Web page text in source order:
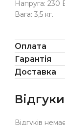
Напруга: 230
Вага: 3,5 кг.
Оплата
Гарантія
Доставка
Відгуки
Відгуків